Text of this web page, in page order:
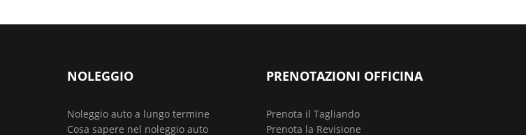
NOLEGGIO
Noleggio auto a lungo termine
Cosa sapere nel noleggio auto
PRENOTAZIONI OFFICINA
Prenota il Tagliando
Prenota la Revisione